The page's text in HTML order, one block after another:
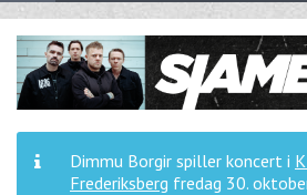
Dimmu Borgir spiller koncert i
Frederiksberg fredag 30.